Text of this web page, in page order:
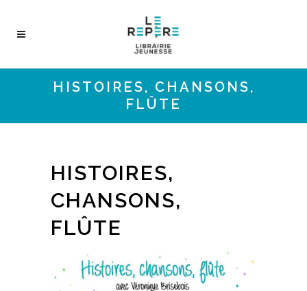
HISTOIRES, CHANSONS,
FLÛTE
HISTOIRES,
CHANSONS,
FLÛTE